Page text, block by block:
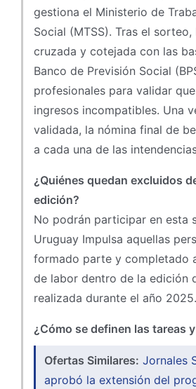
gestiona el Ministerio de
Social (MTSS). Tras el
cruzada y cotejada con las
Banco de Previsión Social
profesionales para validar
ingresos incompatibles. Una
validada, la nómina final de
a cada una de las
¿Quiénes quedan excluidos
edición?
No podrán participar en esta
Uruguay Impulsa aquellas
formado parte y completado
de labor dentro de la edición
realizada durante el año 2025.
¿Cómo se definen las tareas
Ofertas Similares: Jornales
aprobó la extensión del